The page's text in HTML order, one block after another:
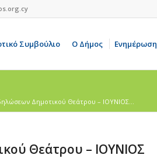
Συμβούλιο Ο Δήμος Ενημέρωση
Δημοτικού Θεάτρου – ΙΟΥΝΙΟΣ...
Θεάτρου – ΙΟΥΝΙΟΣ